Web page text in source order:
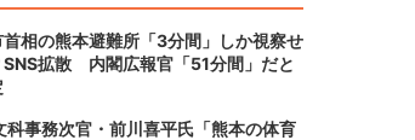
首相の熊本避難所「3分間」しか視察せ
SNS拡散 内閣広報官「51分間」だと
科事務次官・前川喜平氏「熊本の体育